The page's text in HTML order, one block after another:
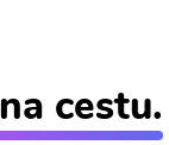
cestu.